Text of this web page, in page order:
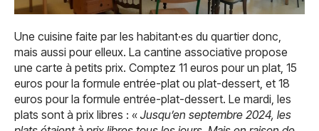
Une cuisine faite par les habitant·es du quartier donc,
mais aussi pour elleux. La cantine associative propose
une carte à petits prix. Comptez 11 euros pour un plat, 15
euros pour la formule entrée-plat ou plat-dessert, et 18
euros pour la formule entrée-plat-dessert. Le mardi, les
plats sont à prix libres : « Jusqu’en septembre 2024, les